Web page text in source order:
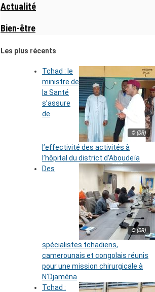
Actualité
Bien-être
Les plus récents
© (DR)
Tchad : le
ministre de
la Santé
s’assure
de
l’effectivité des activités à
l’hôpital du district d’Aboudeïa
© (DR)
Des
spécialistes tchadiens,
camerounais et congolais réunis
pour une mission chirurgicale à
N’Djaména
Tchad :